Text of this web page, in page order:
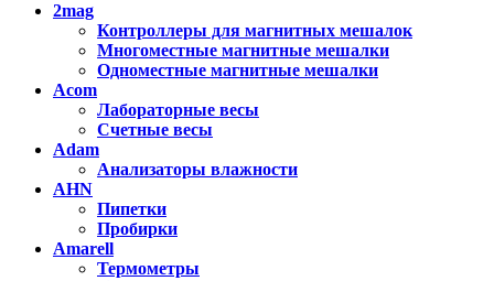
2mag
Контроллеры для магнитных мешалок
Многоместные магнитные мешалки
Одноместные магнитные мешалки
Acom
Лабораторные весы
Счетные весы
Adam
Анализаторы влажности
AHN
Пипетки
Пробирки
Amarell
Термометры